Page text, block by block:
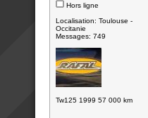
Hors ligne
Localisation: Toulouse -
Occitanie
Messages: 749
Tw125 1999 57 000 km